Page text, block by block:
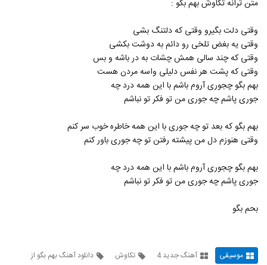
206
207
موزیک زیبای عاشق (رمیکس) از حمید هیراد
۷۰۹ بازدید
208
دانلود آهنگ با هم باشیم از محمد رامزی
۵۲۳ بازدید
209
Abbas Rostaei Ashegh Shodan
۳۳۱ بازدید
دانلود آهنگ ایمان فلاح اخم
۴۷۱ بازدید
متن ترانه تکاوش بهم بگو :
وقتی دلت بگیرو وقتی که دلتنگ بشی
وقتی یه بغض تلخی رو دائم به دوشت بکشی
وقتی که چند سالی همش چشات به در باشه و بس
وقتی که پشت هر نفس دلیلی واسه مردن هست
بهم بگو چجوری آروم باشم با این همه درد چه
جوری پاشم چه جوری من تو فکر تو نباشم
بهم بگو که بعد تو چه جوری با این همه خاطره خوب سر کنم
وقتی هنوزم دل من پیشته رفتن تو چه جوری باور کنم
بهم بگو چجوری آروم باشم با این همه درد چه
جوری پاشم چه جوری من تو فکر تو نباشم
بحم بگو
موسیقی آهنگ جدید 4 تکاوش
دانلود آهنگ بهم بگو از